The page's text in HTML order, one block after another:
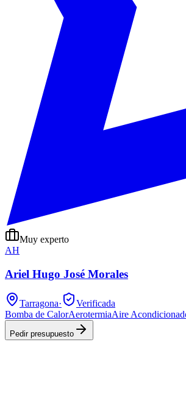
Muy experto
AH
Ariel Hugo José Morales
Tarragona·
Verificada
Bomba de CalorAerotermiaAire
Pedir presupuesto